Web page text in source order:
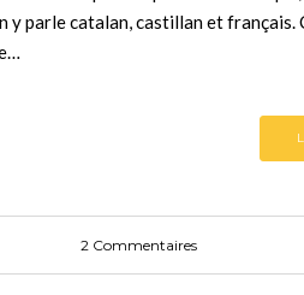
y parle catalan, castillan et
2 Commentaires